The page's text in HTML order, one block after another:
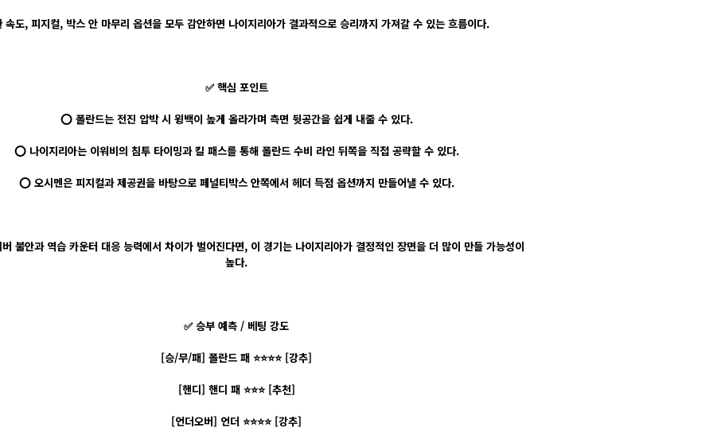
속도, 피지컬, 박스 안 마무리 옵션을 모두 감안하면 나이지리아가 결과적으로 승리까지 가져갈 수 있는 흐름이다.
✅ 핵심 포인트
⭕ 폴란드는 전진 압박 시 윙백이 높게 올라가며 측면 뒷공간을 쉽게 내줄 수 있다.
⭕ 나이지리아는 이워비의 침투 타이밍과 킬 패스를 통해 폴란드 수비 라인 뒤쪽을 직접 공략할 수 있다.
⭕ 오시멘은 피지컬과 제공권을 바탕으로 페널티박스 안쪽에서 헤더 득점 옵션까지 만들어낼 수 있다.
불안과 역습 카운터 대응 능력에서 차이가 벌어진다면, 이 경기는 나이지리아가 결정적인 장면을 더 많이 만들 가능성이
높다.
✅ 승부 예측 / 베팅 강도
[승/무/패] 폴란드 패 ⭐⭐⭐⭐ [강추]
[핸디] 핸디 패 ⭐⭐⭐ [추천]
[언더오버] 언더 ⭐⭐⭐⭐ [강추]